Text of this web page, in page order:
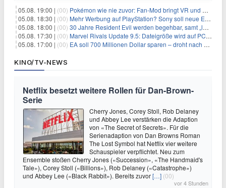
05.08. 19:00 | (00) Pokémon wie nie zuvor: Fan-Mod bringt VR und Ego-Perspektive nach Kanto
05.08. 18:30 | (00) Mehr Werbung auf PlayStation? Sony soll neue Einnahmequellen prüfen
05.08. 18:00 | (00) 30 Jahre Resident Evil werden begehbar, samt „lebensgroßem Leon“
05.08. 17:30 | (00) Marvel Rivals Update 9.5: Dateigröße wird auf PC und Konsolen deutlich reduziert
05.08. 17:00 | (00) EA soll 700 Millionen Dollar sparen – droht nach der Übernahme die nächste Entlassungswelle?
KINO/TV-NEWS
Netflix besetzt weitere Rollen für Dan-Brown-
Serie
Cherry Jones, Corey Stoll, Rob Delaney
und Abbey Lee verstärken die Adaption
von «The Secret of Secrets». Für die
Serienadaption von Dan Browns Roman
The Lost Symbol hat Netflix vier weitere
Schauspieler verpflichtet. Neu zum
Ensemble stoßen Cherry Jones («Succession», «The Handmaid's
Tale»), Corey Stoll («Billions»), Rob Delaney («Catastrophe»)
und Abbey Lee («Black Rabbit»). Bereits zuvor[…] (00)
vor 4 Stunden